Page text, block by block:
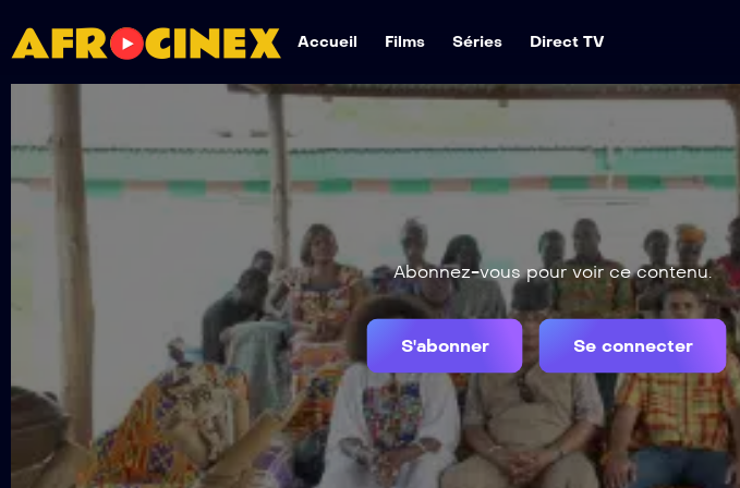
Accueil Films Séries Direct TV
Abonnez-vous pour voir ce contenu.
S'abonner Se connecter